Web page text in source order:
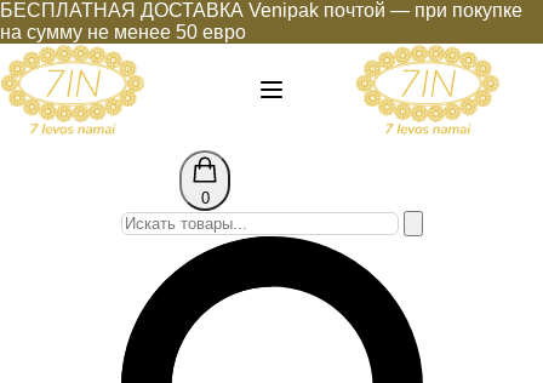
БЕСПЛАТНАЯ ДОСТАВКА Venipak почтой — при покупке
на сумму не менее 50 евро
0